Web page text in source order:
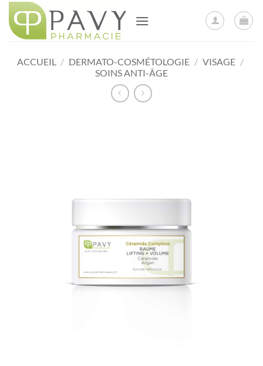
au
contenu
ACCUEIL / DERMATO-COSMÉTOLOGIE / VISAGE /
SOINS ANTI-ÂGE